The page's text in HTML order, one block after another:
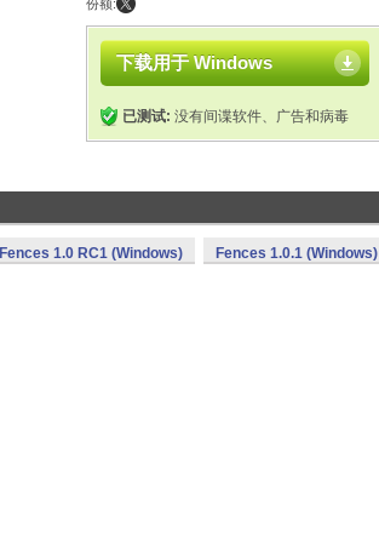
份额:
下载用于 Windows
已测试: 没有间谍软件、广告和病毒
Fences 1.0 RC1 (Windows) Fences 1.0.1 (Windows)